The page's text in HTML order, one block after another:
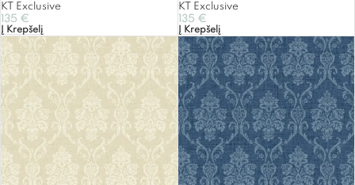
KT Exclusive
135 €
Į Krepšelį
KT Exclusive
135 €
Į Krepšelį